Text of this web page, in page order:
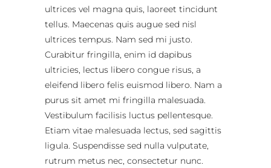
ultrices vel magna quis, laoreet tincidunt
tellus. Maecenas quis augue sed nisl
ultrices tempus. Nam sed mi justo.
Curabitur fringilla, enim id dapibus
ultricies, lectus libero congue risus, a
eleifend libero felis euismod libero. Nam a
purus sit amet mi fringilla malesuada.
Vestibulum facilisis luctus pellentesque.
Etiam vitae malesuada lectus, sed sagittis
ligula. Suspendisse sed nulla vulputate,
rutrum metus nec, consectetur nunc.